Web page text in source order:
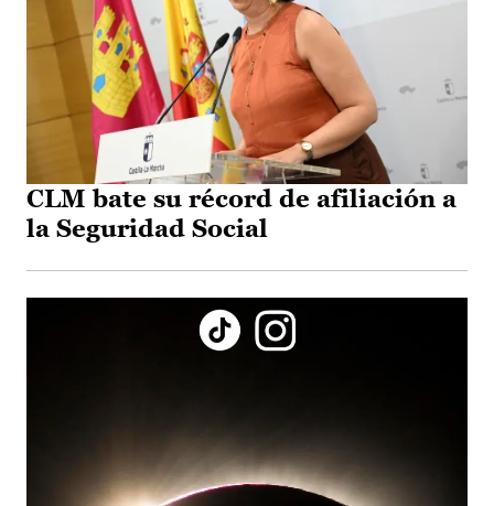
CLM bate su récord de afiliación a
la Seguridad Social